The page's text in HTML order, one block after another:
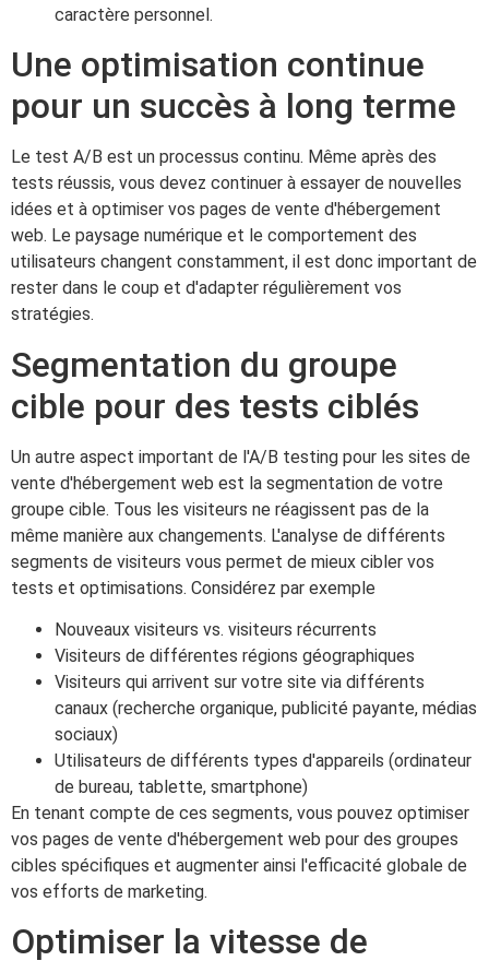
caractère personnel.
Une optimisation continue
pour un succès à long terme
Le test A/B est un processus continu. Même après des
tests réussis, vous devez continuer à essayer de nouvelles
idées et à optimiser vos pages de vente d'hébergement
web. Le paysage numérique et le comportement des
utilisateurs changent constamment, il est donc important de
rester dans le coup et d'adapter régulièrement vos
stratégies.
Segmentation du groupe
cible pour des tests ciblés
Un autre aspect important de l'A/B testing pour les sites de
vente d'hébergement web est la segmentation de votre
groupe cible. Tous les visiteurs ne réagissent pas de la
même manière aux changements. L'analyse de différents
segments de visiteurs vous permet de mieux cibler vos
tests et optimisations. Considérez par exemple
Nouveaux visiteurs vs. visiteurs récurrents
Visiteurs de différentes régions géographiques
Visiteurs qui arrivent sur votre site via différents
canaux (recherche organique, publicité payante, médias
sociaux)
Utilisateurs de différents types d'appareils (ordinateur
de bureau, tablette, smartphone)
En tenant compte de ces segments, vous pouvez optimiser
vos pages de vente d'hébergement web pour des groupes
cibles spécifiques et augmenter ainsi l'efficacité globale de
vos efforts de marketing.
Optimiser la vitesse de